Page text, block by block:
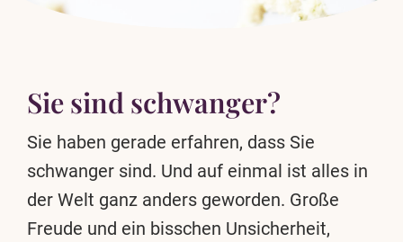
Sie sind schwanger?
Sie haben gerade erfahren, dass Sie
schwanger sind. Und auf einmal ist alles in
der Welt ganz anders geworden. Große
Freude und ein bisschen Unsicherheit,